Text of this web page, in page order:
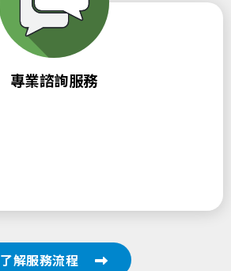
專業諮詢服務
了解服務流程